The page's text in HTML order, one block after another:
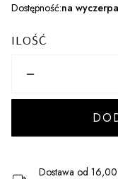
Dostępność:na
ILOŚĆ
Dostawa od 16,00